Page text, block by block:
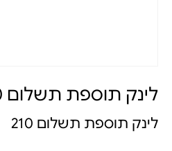
לינק תוספת תשלום ₪210
לינק תוספת תשלום 210